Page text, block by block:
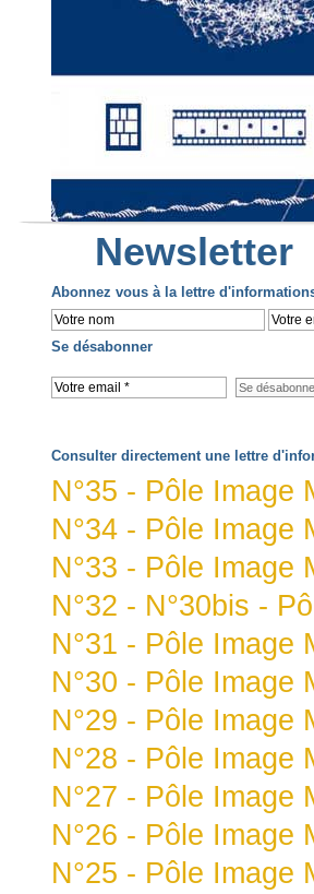
Newsletter
Abonnez vous à la lettre
Se désabonner
Consulter directement une lettre
N°35 - Pôle Image
N°34 - Pôle Image
N°33 - Pôle Image
N°32 - N°30bis -
N°31 - Pôle Image
N°30 - Pôle Image
N°29 - Pôle Image
N°28 - Pôle Image
N°27 - Pôle Image
N°26 - Pôle Image
N°25 - Pôle Image